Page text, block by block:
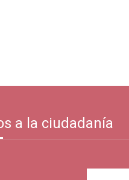
a la ciudadanía